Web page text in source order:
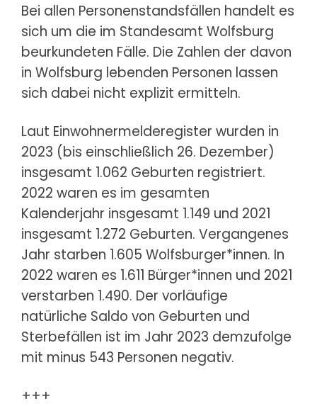
Bei allen Personenstandsfällen handelt es
sich um die im Standesamt Wolfsburg
beurkundeten Fälle. Die Zahlen der davon
in Wolfsburg lebenden Personen lassen
sich dabei nicht explizit ermitteln.
Laut Einwohnermelderegister wurden in
2023 (bis einschließlich 26. Dezember)
insgesamt 1.062 Geburten registriert.
2022 waren es im gesamten
Kalenderjahr insgesamt 1.149 und 2021
insgesamt 1.272 Geburten. Vergangenes
Jahr starben 1.605 Wolfsburger*innen. In
2022 waren es 1.611 Bürger*innen und 2021
verstarben 1.490. Der vorläufige
natürliche Saldo von Geburten und
Sterbefällen ist im Jahr 2023 demzufolge
mit minus 543 Personen negativ.
+++